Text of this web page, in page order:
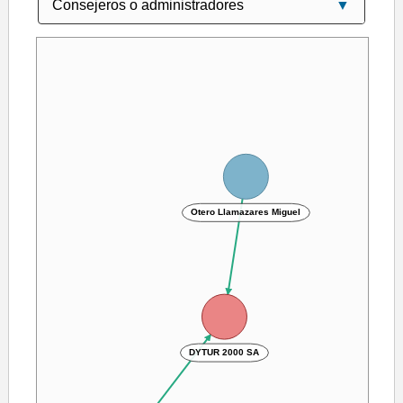
DYTUR 2000 SA
Otero Llamazares Miguel